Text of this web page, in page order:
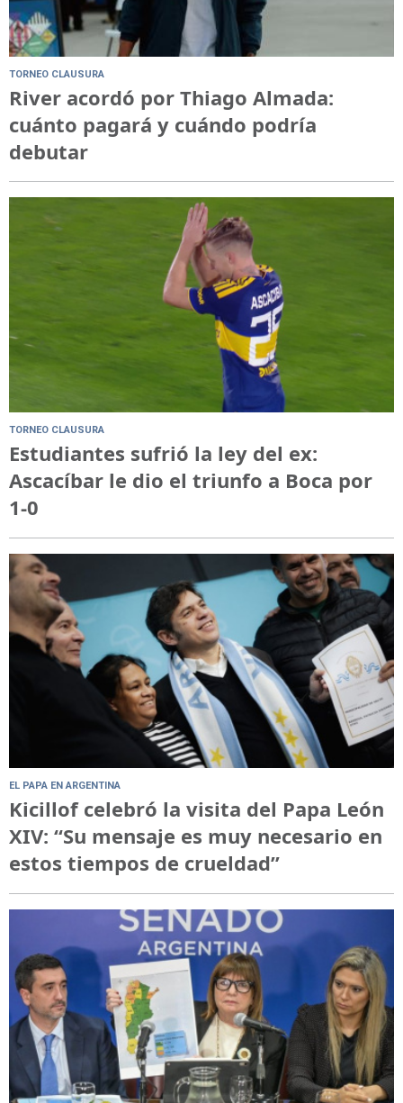
TORNEO CLAUSURA
River acordó por Thiago Almada:
cuánto pagará y cuándo podría
debutar
TORNEO CLAUSURA
Estudiantes sufrió la ley del ex:
Ascacíbar le dio el triunfo a Boca por
1-0
EL PAPA EN ARGENTINA
Kicillof celebró la visita del Papa León
XIV: “Su mensaje es muy necesario en
estos tiempos de crueldad”